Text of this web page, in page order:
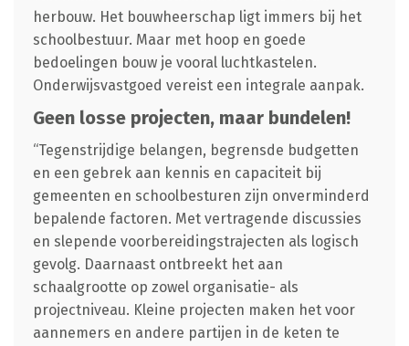
herbouw. Het bouwheerschap ligt immers bij het
schoolbestuur. Maar met hoop en goede
bedoelingen bouw je vooral luchtkastelen.
Onderwijsvastgoed vereist een integrale aanpak.
Geen losse projecten, maar bundelen!
“Tegenstrijdige belangen, begrensde budgetten
en een gebrek aan kennis en capaciteit bij
gemeenten en schoolbesturen zijn onverminderd
bepalende factoren. Met vertragende discussies
en slepende voorbereidingstrajecten als logisch
gevolg. Daarnaast ontbreekt het aan
schaalgrootte op zowel organisatie- als
projectniveau. Kleine projecten maken het voor
aannemers en andere partijen in de keten te